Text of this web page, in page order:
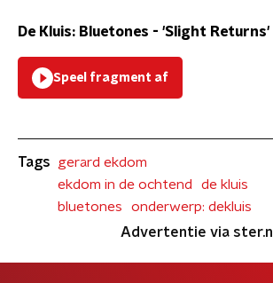
De Kluis: Bluetones - 'Slight Returns'
Speel fragment af
Tags
gerard ekdom
ekdom in de ochtend
de kluis
bluetones
onderwerp: dekluis
Advertentie via ster.nl